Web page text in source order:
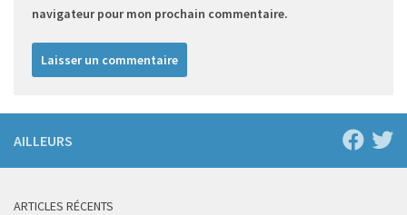
navigateur pour mon prochain commentaire.
AILLEURS
ARTICLES RÉCENTS